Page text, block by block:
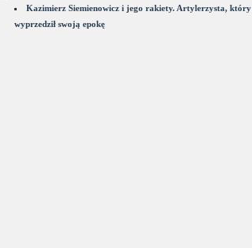
Kazimierz Siemienowicz i jego rakiety. Artylerzysta, który
wyprzedził swoją epokę